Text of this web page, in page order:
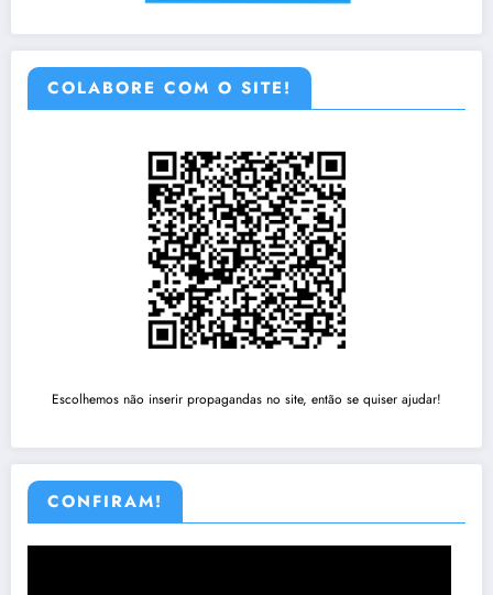
COLABORE COM O SITE!
Escolhemos não inserir propagandas no site, então se quiser ajudar!
CONFIRAM!